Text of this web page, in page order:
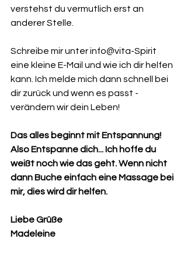
verstehst du vermutlich erst an
anderer Stelle.
Schreibe mir unter info@vita-Spirit
eine kleine E-Mail und wie ich dir helfen
kann. Ich melde mich dann schnell bei
dir zurück und wenn es passt -
verändern wir dein Leben!
Das alles beginnt mit Entspannung!
Also Entspanne dich... Ich hoffe du
weißt noch wie das geht. Wenn nicht
dann Buche einfach eine Massage bei
mir, dies wird dir helfen.
Liebe Grüße
Madeleine